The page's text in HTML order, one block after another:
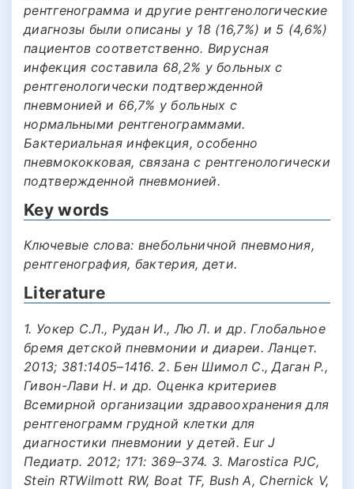
рентгенограмма и другие рентгенологические
диагнозы были описаны у 18 (16,7%) и 5 (4,6%)
пациентов соответственно. Вирусная
инфекция составила 68,2% у больных с
рентгенологически подтвержденной
пневмонией и 66,7% у больных с
нормальными рентгенограммами.
Бактериальная инфекция, особенно
пневмококковая, связана с рентгенологически
подтвержденной пневмонией.
Key words
Ключевые слова: внебольничной пневмония,
рентгенография, бактерия, дети.
Literature
1. Уокер С.Л., Рудан И., Лю Л. и др. Глобальное
бремя детской пневмонии и диареи. Ланцет.
2013; 381:1405–1416. 2. Бен Шимол С., Даган Р.,
Гивон-Лави Н. и др. Оценка критериев
Всемирной организации здравоохранения для
рентгенограмм грудной клетки для
диагностики пневмонии у детей. Eur J
Педиатр. 2012; 171: 369–374. 3. Marostica PJC,
Stein RTWilmott RW, Boat TF, Bush A, Chernick V,